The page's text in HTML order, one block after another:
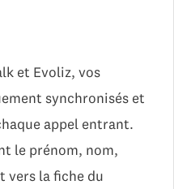
et Evoliz, vos
synchronisés et
appel entrant.
le prénom, nom,
vers la fiche du